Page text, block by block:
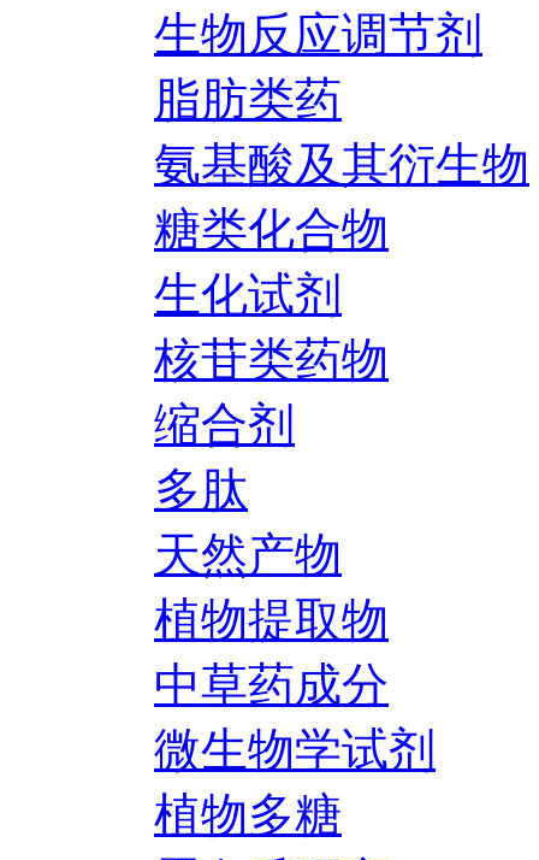
生物反应调节剂
脂肪类药
氨基酸及其衍生物
糖类化合物
生化试剂
核苷类药物
缩合剂
多肽
天然产物
植物提取物
中草药成分
微生物学试剂
植物多糖